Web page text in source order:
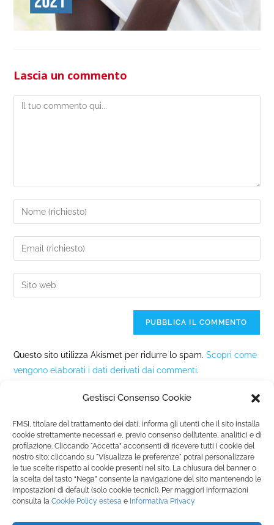
Gestisci Consenso Cookie
FMSI, titolare del trattamento dei dati, informa gli utenti che il sito installa
cookie strettamente necessari e, previo consenso dell’utente, analitici e di
profilazione. Cliccando "Accetta” acconsenti di ricevere tutti i cookie del
nostro sito; cliccando su "Visualizza le preferenze" potrai personalizzare
le tue scelte rispetto ai cookie presenti nel sito. La chiusura del banner o
la scelta del tasto “Nega” consente la navigazione del sito mantenendo le
impostazioni di default (solo cookie tecnici). Per maggiori informazioni
consulta la Cookie Policy estesa e Informativa Privacy
Lascia un commento
Questo sito utilizza Akismet per ridurre lo spam.Scopri come
vengono elaborati i dati derivati dai commenti.
Fondazione Marista per la Solidarietà Internazionale ETS
P.le M. Champagnat, 2 00144 Roma, Italia
Tel.: +39 06 54 5171 | Fax: +39 06 54 517 500